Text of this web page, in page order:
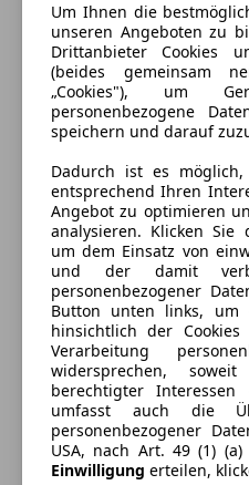
Energieverbrauch
Anderer Energieträger
CO₂-Emissionen
Elektrische Reichweite
Um Ihnen die
unseren Angeboten zu
Drittanbieter Cookies
(beides gemeinsam
„Cookies"), um
personenbezogene
speichern und darauf
Dadurch ist es
entsprechend Ihren
Angebot zu optimieren
analysieren. Klicken
um dem Einsatz von
und der damit
personenbezogener
Button unten links, um
hinsichtlich der
Verarbeitung
widersprechen,
berechtigter
umfasst auch die
personenbezogener
USA, nach Art. 49 (1) (a)
Einwilligung erteilen,